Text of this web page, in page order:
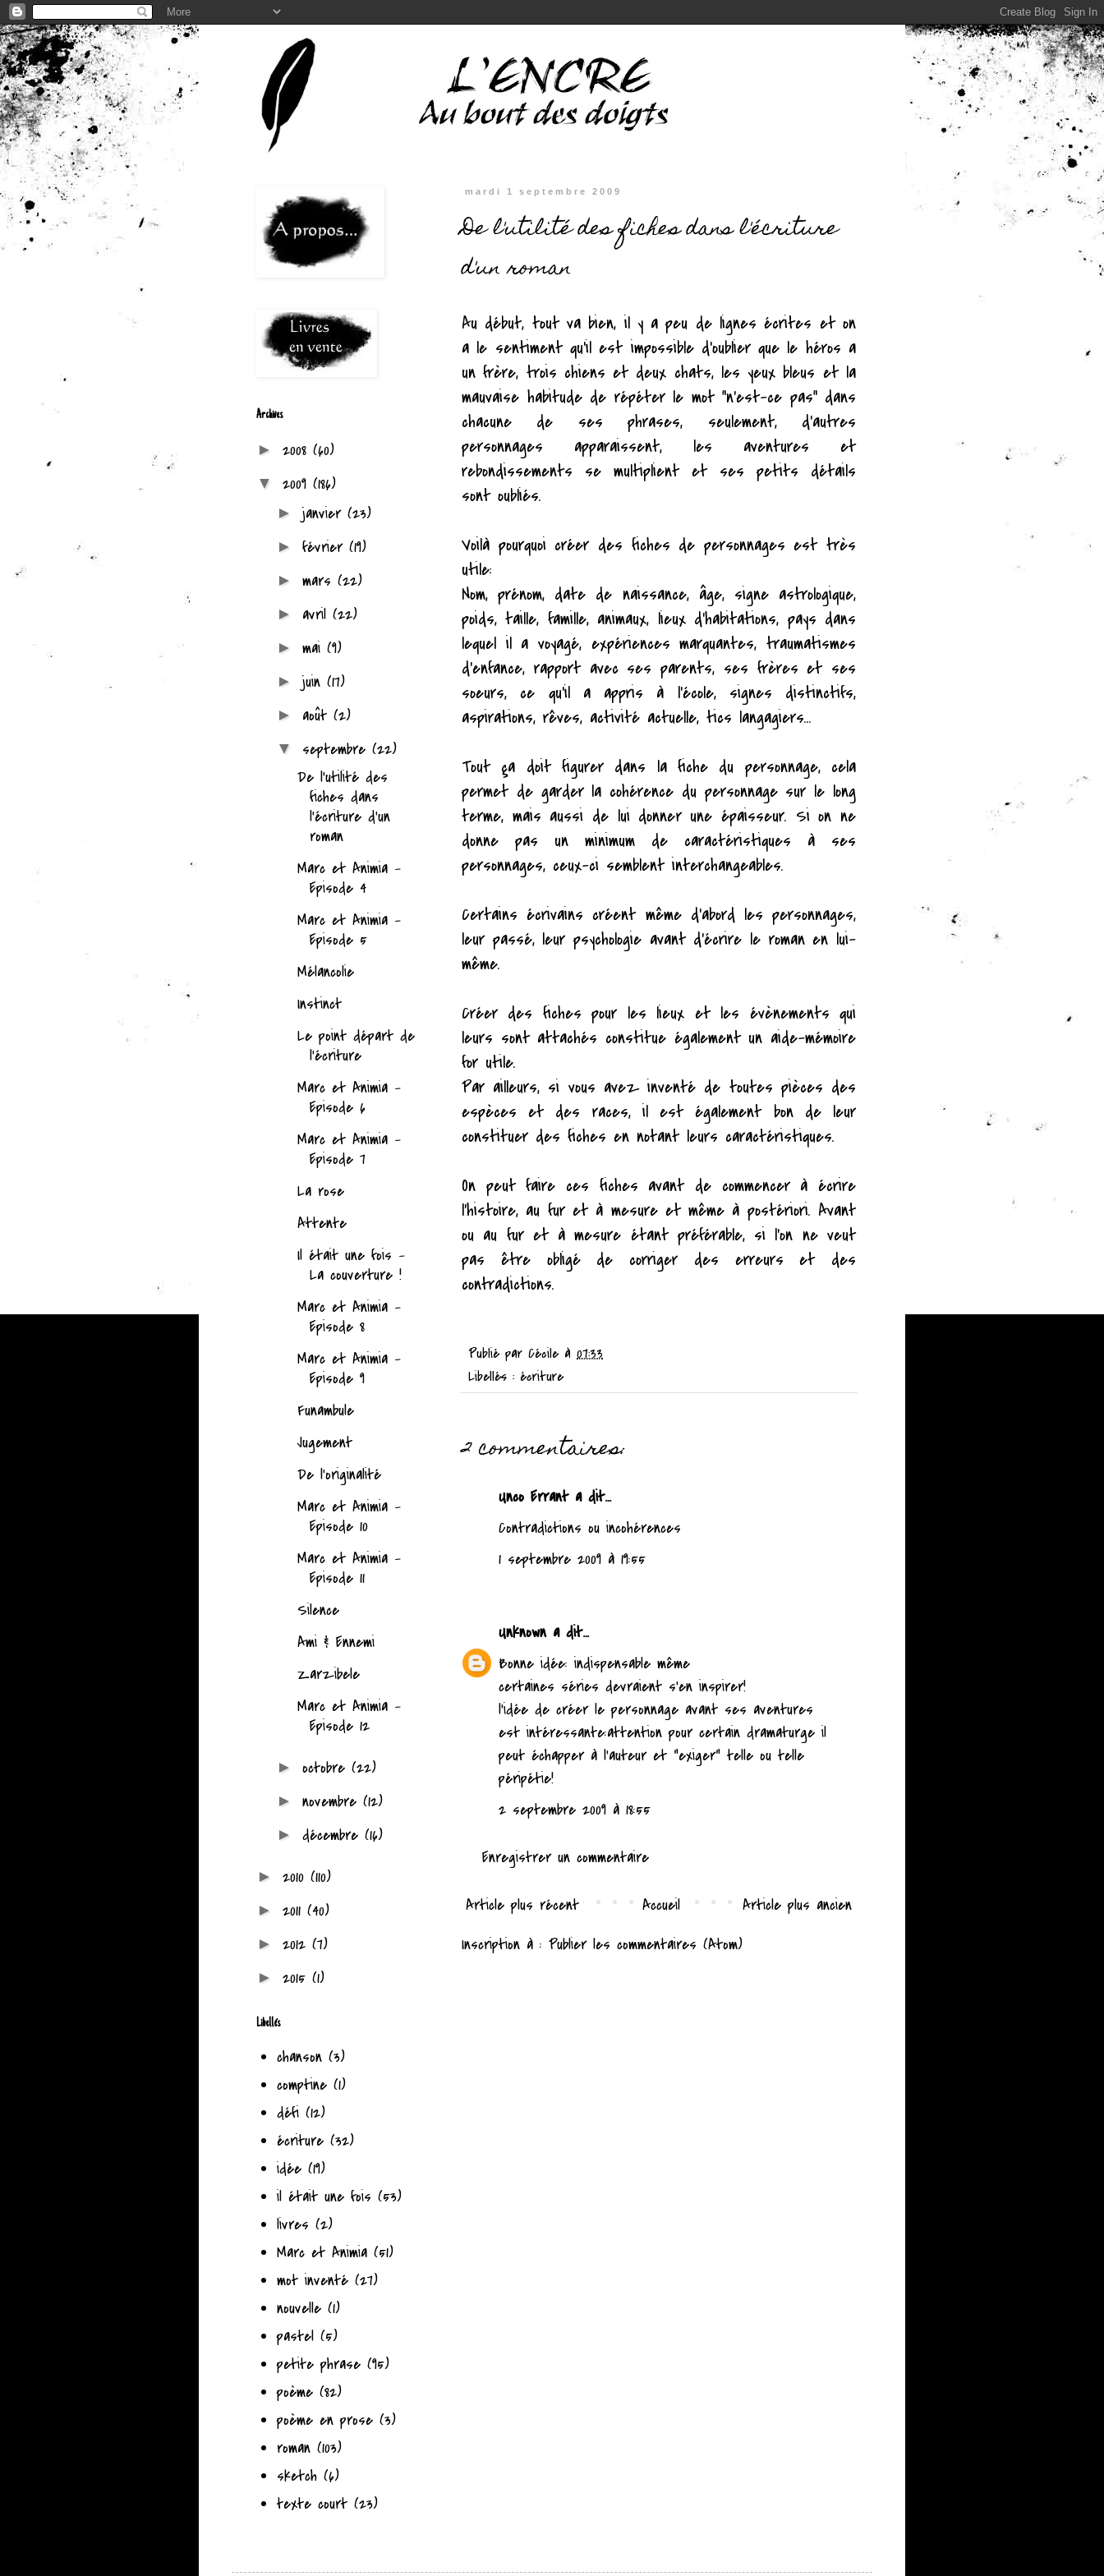
mardi 1 septembre 2009
De l'utilité des fiches dans l'écriture
d'un roman
Au début, tout va bien, il y a peu de lignes écrites et on
a le sentiment qu'il est impossible d'oublier que le héros a
un frère, trois chiens et deux chats, les yeux bleus et la
mauvaise habitude de répéter le mot "n'est-ce pas" dans
chacune de ses phrases, seulement, d'autres
personnages apparaissent, les aventures et
rebondissements se multiplient et ses petits détails
sont oubliés.
Voilà pourquoi créer des fiches de personnages est très
utile:
Nom, prénom, date de naissance, âge, signe astrologique,
poids, taille, famille, animaux, lieux d'habitations, pays dans
lequel il a voyagé, expériences marquantes, traumatismes
d'enfance, rapport avec ses parents, ses frères et ses
soeurs, ce qu'il a appris à l'école, signes distinctifs,
aspirations, rêves, activité actuelle, tics langagiers...
Tout ça doit figurer dans la fiche du personnage, cela
permet de garder la cohérence du personnage sur le long
terme, mais aussi de lui donner une épaisseur. Si on ne
donne pas un minimum de caractéristiques à ses
personnages, ceux-ci semblent interchangeables.
Certains écrivains créent même d'abord les personnages,
leur passé, leur psychologie avant d'écrire le roman en lui-
même.
Créer des fiches pour les lieux et les évènements qui
leurs sont attachés constitue également un aide-mémoire
for utile.
Par ailleurs, si vous avez inventé de toutes pièces des
espèces et des races, il est également bon de leur
constituer des fiches en notant leurs caractéristiques.
On peut faire ces fiches avant de commencer à écrire
l'histoire, au fur et à mesure et même à postériori. Avant
ou au fur et à mesure étant préférable, si l'on ne veut
pas être obligé de corriger des erreurs et des
contradictions.
Publié par Cécile à 07:33
Libellés : écriture
2 commentaires:
Unco Errant a dit…
Contradictions ou incohérences
1 septembre 2009 à 19:55
Unknowna dit…
Bonne idée: indispensable même
certaines séries devraient s'en inspirer!
l'idée de créer le personnage avant ses aventures
est intéressante:attention pour certain dramaturge il
peut échapper à l'auteur et "exiger" telle ou telle
péripétie!
2 septembre 2009 à 18:55
Enregistrer un commentaire
Article plus récent Article plus ancien
Accueil
Inscription à : Publier les commentaires (Atom)
Archives
► 2008 (60)
▼ 2009 (186)
► janvier (23)
► février (19)
► mars (22)
► avril (22)
► mai (9)
► juin (17)
► août (2)
▼ septembre (22)
De l'utilité des
fiches dans
l'écriture d'un
roman
Marc et Animia -
Episode 4
Marc et Animia -
Episode 5
Mélancolie
Instinct
Le point départ de
l'écriture
Marc et Animia -
Episode 6
Marc et Animia -
Episode 7
La rose
Attente
Il était une fois -
La couverture !
Marc et Animia -
Episode 8
Marc et Animia -
Episode 9
Funambule
Jugement
De l'originalité
Marc et Animia -
Episode 10
Marc et Animia -
Episode 11
Silence
Ami & Ennemi
Zarzibele
Marc et Animia -
Episode 12
► octobre (22)
► novembre (12)
► décembre (16)
► 2010 (110)
► 2011 (40)
► 2012 (7)
► 2015 (1)
Libellés
chanson (3)
comptine (1)
défi (12)
écriture (32)
idée (19)
il était une fois (53)
livres (2)
Marc et Animia (51)
mot inventé (27)
nouvelle (1)
pastel (5)
petite phrase (95)
poème (82)
poème en prose (3)
roman (103)
sketch (6)
texte court (23)